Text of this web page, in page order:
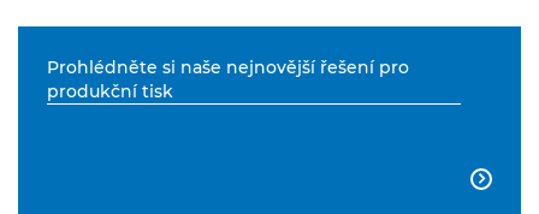
Prohlédněte si naše nejnovější řešení pro
produkční tisk
